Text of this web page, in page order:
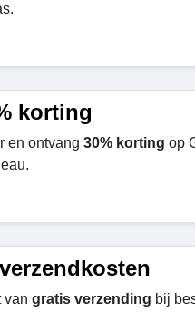
korting
en ontvang 30% korting op
van gratis verzending bij